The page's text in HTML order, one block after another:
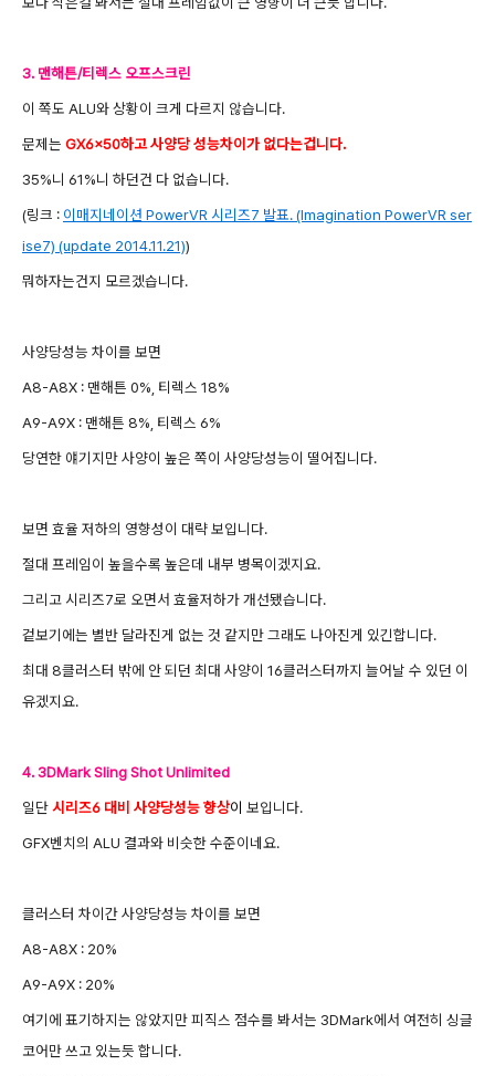
3. 맨해튼/티렉스 오프스크린
이 쪽도 ALU와 상황이 크게 다르지 않습니다.
문제는 GX6x50하고 사양당 성능차이가 없다는겁니다.
35%니 61%니 하던건 다 없습니다.
(링크 : 이매지네이션 PowerVR 시리즈7 발표. (Imagination PowerVR ser
ise7) (update 2014.11.21))
뭐하자는건지 모르겠습니다.
사양당성능 차이를 보면
A8-A8X : 맨해튼 0%, 티렉스 18%
A9-A9X : 맨해튼 8%, 티렉스 6%
당연한 얘기지만 사양이 높은 쪽이 사양당성능이 떨어집니다.
보면 효율 저하의 영향성이 대략 보입니다.
절대 프레임이 높을수록 높은데 내부 병목이겠지요.
그리고 시리즈7로 오면서 효율저하가 개선됐습니다.
겉보기에는 별반 달라진게 없는 것 같지만 그래도 나아진게 있긴합니다.
최대 8클러스터 밖에 안 되던 최대 사양이 16클러스터까지 늘어날 수 있던 이
유겠지요.
4. 3DMark Sling Shot Unlimited
일단시리즈6 대비 사양당성능 향상이 보입니다.
GFX벤치의 ALU 결과와 비슷한 수준이네요.
클러스터 차이간사양당성능 차이를 보면
A8-A8X : 20%
A9-A9X : 20%
여기에 표기하지는 않았지만 피직스 점수를 봐서는 3DMark에서 여전히 싱글
코어만 쓰고 있는듯 합니다.